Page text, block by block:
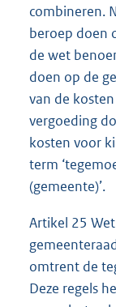
combineren.
beroep doen
de wet
doen op de
van de
vergoeding
kosten voor
term
(gemeente)’.
Artikel 25
omtrent de
Deze regels